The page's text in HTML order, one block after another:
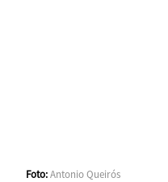
Foto:Antonio Queirós